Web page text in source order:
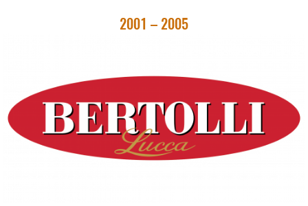
2001 – 2005